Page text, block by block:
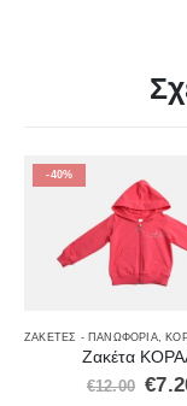
-40%
ΖΑΚΈΤΕΣ - ΠΑΝΩΦΌΡΙΑ,
Ζακέτα
€12.00 €